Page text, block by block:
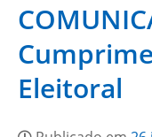
Eleitoral